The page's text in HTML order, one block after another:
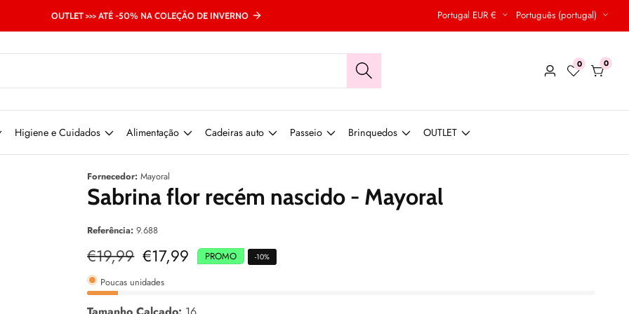
OUTLET >>> ATÉ -50% NA COLEÇÃO DE INVERNO Portugal EUR € Português (portugal)
Conecte-
0 00
Higiene e Cuidados Alimentação Cadeiras auto Passeio Brinquedos
OUTLET
Fornecedor: Mayoral
Sabrina flor recém nascido - Mayoral
Referência: 9.688
Preço
normal
€19,99 Preço
de
venda
€17,99 PROMO -10%
Poucas unidades